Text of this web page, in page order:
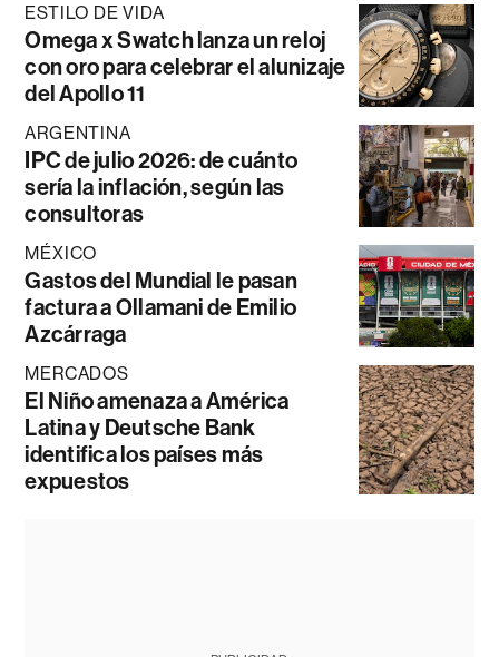
ESTILO DE VIDA
Omega x Swatch lanza un reloj
con oro para celebrar el alunizaje
del Apollo 11
ARGENTINA
IPC de julio 2026: de cuánto
sería la inflación, según las
consultoras
MÉXICO
Gastos del Mundial le pasan
factura a Ollamani de Emilio
Azcárraga
MERCADOS
El Niño amenaza a América
Latina y Deutsche Bank
identifica los países más
expuestos